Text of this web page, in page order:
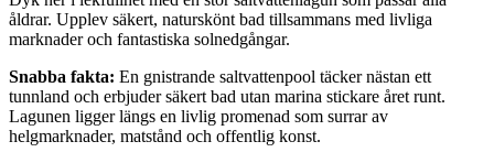
åldrar. Upplev säkert, naturskönt bad tillsammans med livliga
marknader och fantastiska solnedgångar.
Snabba fakta: En gnistrande saltvattenpool täcker nästan ett
tunnland och erbjuder säkert bad utan marina stickare året runt.
Lagunen ligger längs en livlig promenad som surrar av
helgmarknader, matstånd och offentlig konst.